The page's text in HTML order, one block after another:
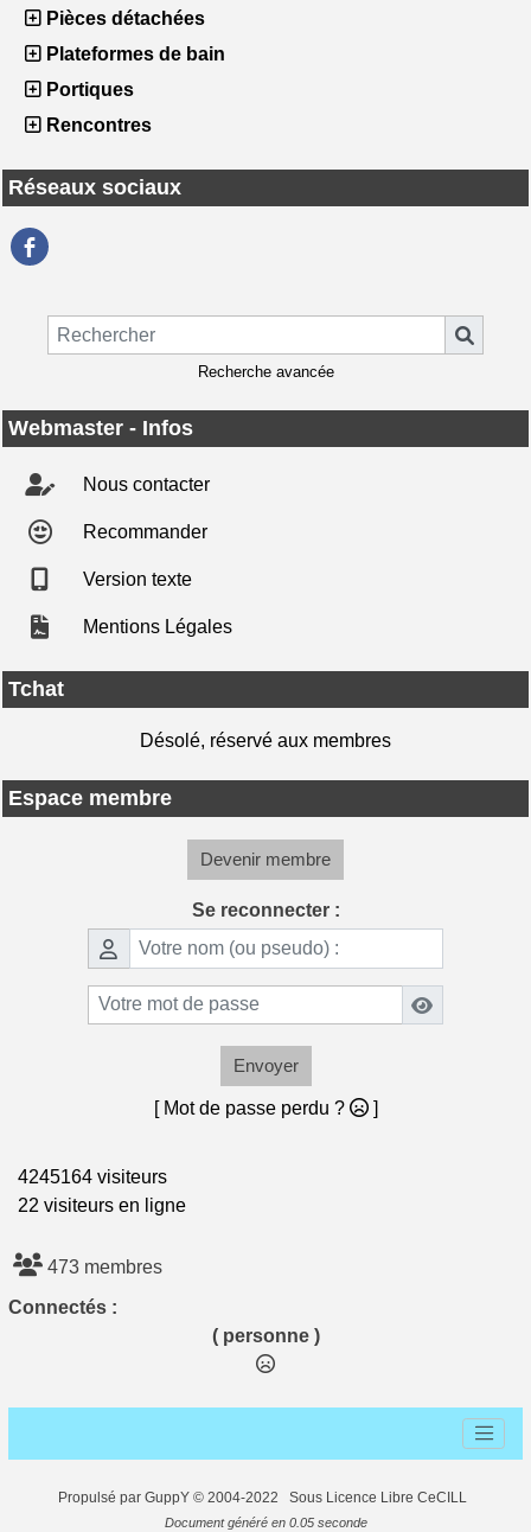
Pièces détachées
Plateformes de bain
Portiques
Rencontres
Réseaux sociaux
Recherche avancée
Webmaster - Infos
Nous contacter
Recommander
Version texte
Mentions Légales
Tchat
Désolé, réservé aux membres
Espace membre
Devenir membre
Se reconnecter :
Envoyer
[ Mot de passe perdu ? ]
4245164 visiteurs
22 visiteurs en ligne
473 membres
Connectés :
( personne )
Propulsé par GuppY © 2004-2022 Sous Licence Libre CeCILL
Document généré en 0.05 seconde